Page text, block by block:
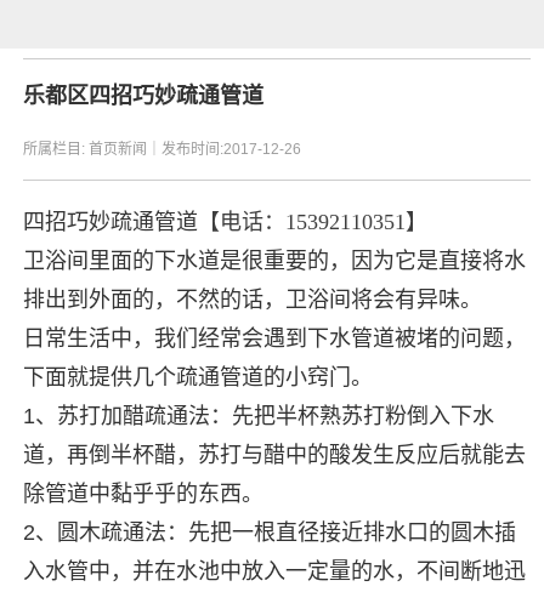
乐都区四招巧妙疏通管道
所属栏目:首页新闻 ｜发布时间:2017-12-26
四招巧妙疏通管道 【电话：15392110351】
卫浴间里面的下水道是很重要的，因为它是直接将水
排出到外面的，不然的话，卫浴间将会有异味。
日常生活中，我们经常会遇到下水管道被堵的问题，
下面就提供几个疏通管道的小窍门。
1、苏打加醋疏通法：先把半杯熟苏打粉倒入下水
道，再倒半杯醋，苏打与醋中的酸发生反应后就能去
除管道中黏乎乎的东西。
2、圆木疏通法：先把一根直径接近排水口的圆木插
入水管中，并在水池中放入一定量的水，不间断地迅